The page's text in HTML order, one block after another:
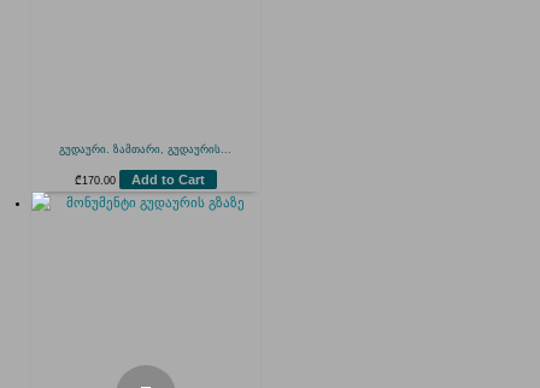
გუდაური. ზამთარი, გუდაურის...
₾170.00 Add to Cart